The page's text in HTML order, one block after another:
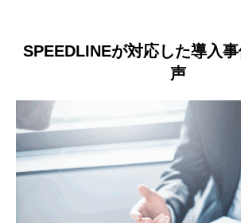
SPEEDLINEが対応した導入
声